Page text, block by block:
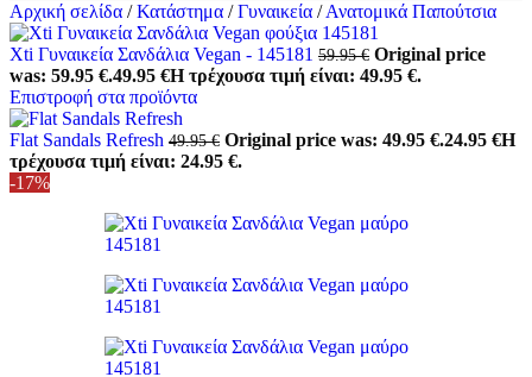
Αρχική σελίδα / Κατάστημα / Γυναικεία / Ανατομικά Παπούτσια
Xti Γυναικεία Σανδάλια Vegan - 145181 59.95€ Original price
was: 59.95 €.49.95 €Η τρέχουσα τιμή είναι: 49.95 €.
Επιστροφή στα προϊόντα
Flat Sandals Refresh 49.95€ Original price was: 49.95 €.24.95 €Η
τρέχουσα τιμή είναι: 24.95 €.
-17%